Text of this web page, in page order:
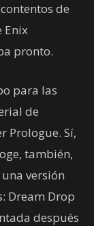
de
Enix
pronto.
para las
de
Prologue. Sí,
también,
versión
Dream Drop
después